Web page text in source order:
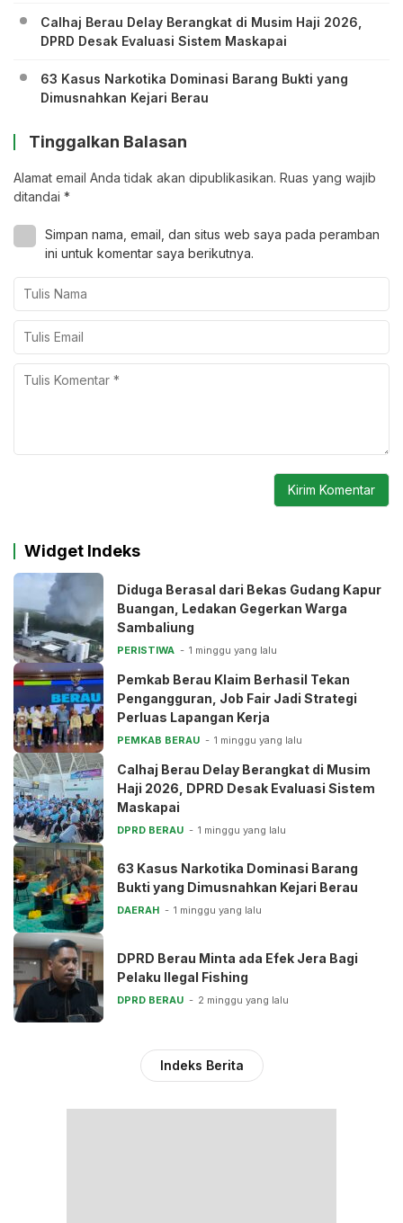
Calhaj Berau Delay Berangkat di Musim Haji 2026,
DPRD Desak Evaluasi Sistem Maskapai
63 Kasus Narkotika Dominasi Barang Bukti yang
Dimusnahkan Kejari Berau
Tinggalkan Balasan
Alamat email Anda tidak akan dipublikasikan. Ruas yang wajib
ditandai *
Simpan nama, email, dan situs web saya pada peramban
ini untuk komentar saya berikutnya.
Widget Indeks
Diduga Berasal dari Bekas Gudang Kapur
Buangan, Ledakan Gegerkan Warga
Sambaliung
PERISTIWA 1 minggu yang lalu
Pemkab Berau Klaim Berhasil Tekan
Pengangguran, Job Fair Jadi Strategi
Perluas Lapangan Kerja
PEMKAB BERAU 1 minggu yang lalu
Calhaj Berau Delay Berangkat di Musim
Haji 2026, DPRD Desak Evaluasi Sistem
Maskapai
DPRD BERAU 1 minggu yang lalu
63 Kasus Narkotika Dominasi Barang
Bukti yang Dimusnahkan Kejari Berau
DAERAH 1 minggu yang lalu
DPRD Berau Minta ada Efek Jera Bagi
Pelaku Ilegal Fishing
DPRD BERAU 2 minggu yang lalu
Indeks Berita